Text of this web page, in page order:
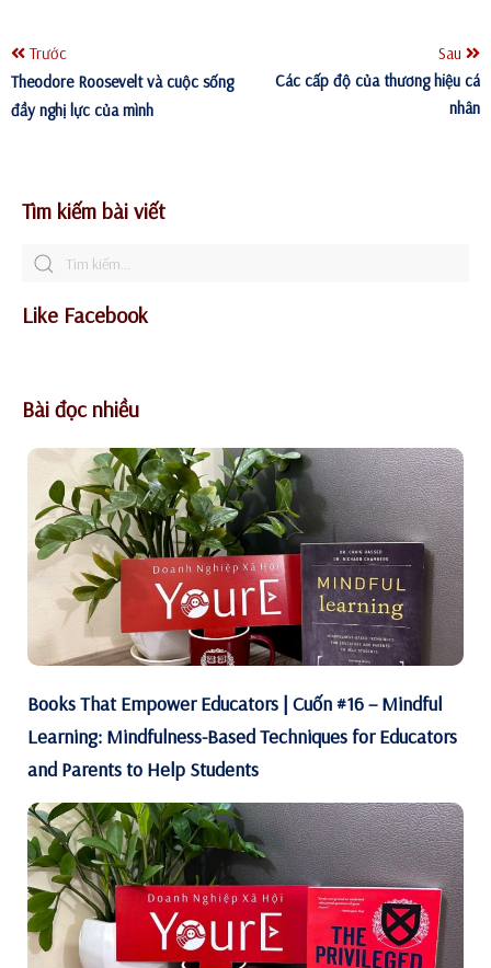
Trước
Theodore Roosevelt và cuộc sống
đầy nghị lực của mình
Sau
Các cấp độ của thương hiệu cá
nhân
Tìm kiếm bài viết
Like Facebook
Bài đọc nhiều
Books That Empower Educators | Cuốn #16 – Mindful
Learning: Mindfulness-Based Techniques for Educators
and Parents to Help Students